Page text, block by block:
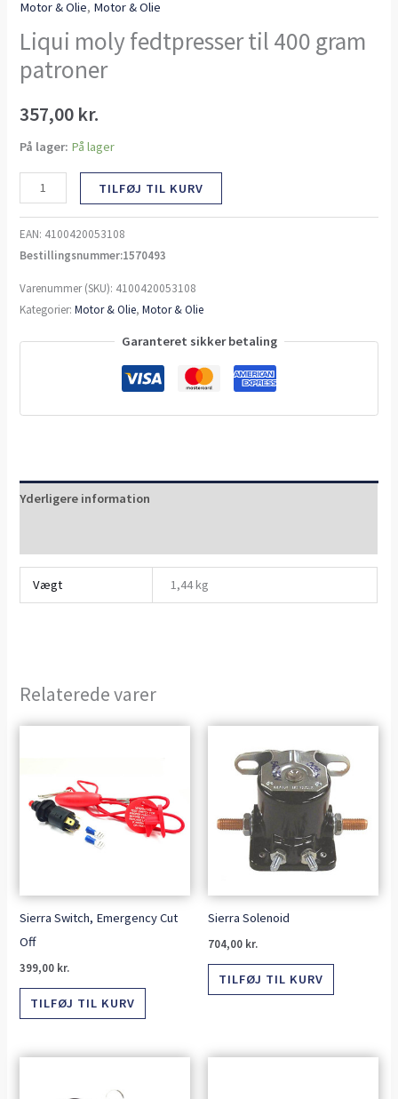
Motor & Olie, Motor & Olie
Liqui moly fedtpresser til 400 gram
patroner
357,00 kr.
På lager: På lager
TILFØJ TIL KURV
EAN: 4100420053108
Bestillingsnummer:1570493
Varenummer (SKU): 4100420053108
Kategorier:Motor & Olie,Motor & Olie
Garanteret sikker betaling
Yderligere information
Vægt 1,44 kg
Relaterede varer
Sierra Switch, Emergency Cut
Off
399,00 kr.
TILFØJ TIL KURV
Sierra Solenoid
704,00 kr.
TILFØJ TIL KURV